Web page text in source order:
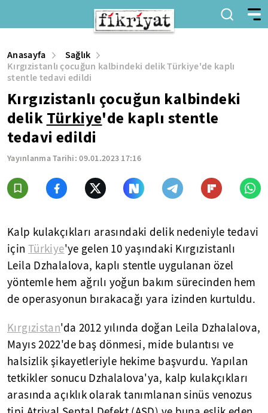
Anasayfa
Sağlık
Kırgızistanlı çocuğun kalbindeki delik Türkiye'de kaplı
stentle tedavi edildi
Kırgızistanlı çocuğun kalbindeki
delik Türkiye'de kaplı stentle
tedavi edildi
Yayınlanma Tarihi:09.01.2023 17:16
Kalp kulakçıkları arasındaki delik nedeniyle tedavi
için Türkiye'ye gelen 10 yaşındaki Kırgızistanlı
Leila Dzhalalova, kaplı stentle uygulanan özel
yöntemle hem ağrılı yoğun bakım sürecinden hem
de operasyonun bırakacağı yara izinden kurtuldu.
Kırgızistan'da 2012 yılında doğan Leila Dzhalalova,
Mayıs 2022'de baş dönmesi, mide bulantısı ve
halsizlik şikayetleriyle hekime başvurdu. Yapılan
tetkikler sonucu Dzhalalova'ya, kalp kulakçıkları
arasında açıklık olarak tanımlanan sinüs venozus